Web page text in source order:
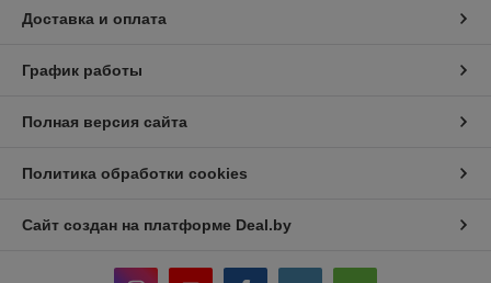
Доставка и оплата
График работы
Полная версия сайта
Политика обработки cookies
Сайт создан на платформе Deal.by